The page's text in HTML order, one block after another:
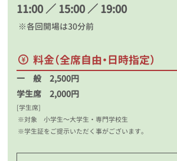
11:00 ／ 15:00 ／ 19:00
※各回開場は30分前
料金（全席自由・日時指定）
一 般 2,500円
学生席 2,000円
[学生席]
※対象 小学生～大学生・専門学校生
※学生証をご提示いただく事がございます。